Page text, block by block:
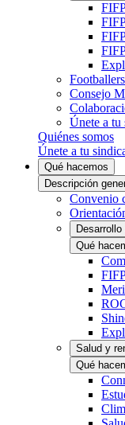
Consejo
Únete a tu
Quiénes somos
Únete a tu
Qué hacemos
Descripción
Convenio
Qué
Salud y
Qué